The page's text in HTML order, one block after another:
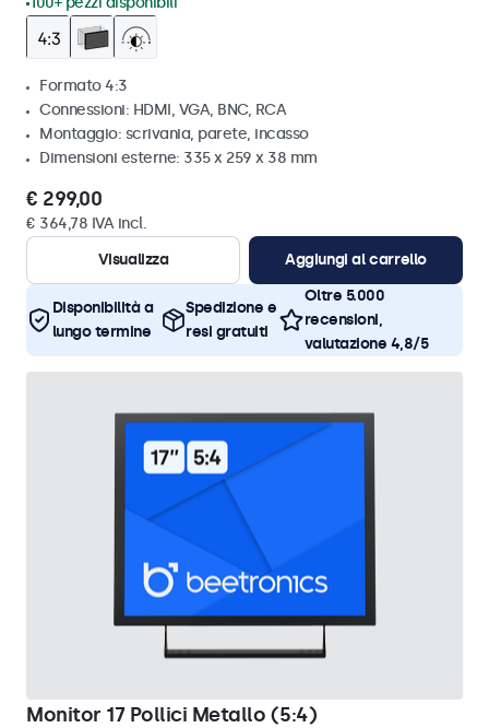
Formato 4:3
Connessioni: HDMI, VGA, BNC, RCA
Montaggio: scrivania, parete, incasso
Dimensioni esterne: 335 x 259 x 38 mm
€ 299,00
€ 364,78 IVA incl.
Visualizza
Aggiungi al carrello
Disponibilità a
lungo termine
Spedizione e
resi gratuiti
Oltre 5.000
recensioni,
valutazione 4,8/5
Monitor 17 Pollici Metallo (5:4)